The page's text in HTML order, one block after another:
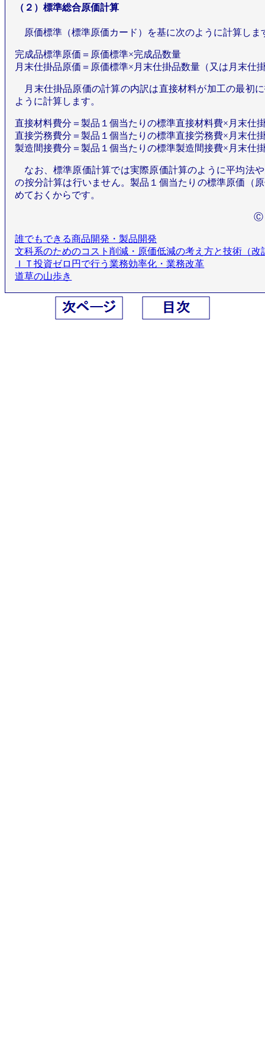
（２）標準総合原価計算
原価標準（標準原価カード）を基に次のように計算しま
完成品標準原価＝原価標準×完成品数量
月末仕掛品原価＝原価標準×月末仕掛品数量（又は月末仕
月末仕掛品原価の計算の内訳は直接材料が加工の最初
ように計算します。
直接材料費分＝製品１個当たりの標準直接材料費×月末仕
直接労務費分＝製品１個当たりの標準直接労務費×月末仕
製造間接費分＝製品１個当たりの標準製造間接費×月末仕
なお、標準原価計算では実際原価計算のように平均法
の按分計算は行いません。製品１個当たりの標準原価（
めておくからです。
Ⓒ
誰でもできる商品開発・製品開発
文科系のためのコスト削減・原価低減の考え方と技術（改
ＩＴ投資ゼロ円で行う業務効率化・業務改革
道草の山歩き